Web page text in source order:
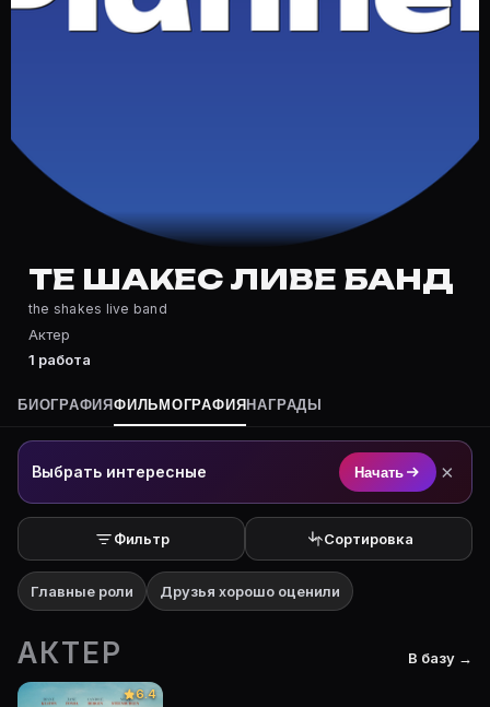
Частые вопросы о Те Шакес Ливе
Полный список — на Movie Planner: https://movie-
Кто такой(ая) Те Шакес Ливе Банд?
Те Шакес Ливе Банд — Актер. Биография и роли на
Где открыть фильмографию Те Шакес Ливе Банд?
На Movie Planner: https://movie-planner.ru/s/
ТЕ ШАКЕС ЛИВЕ БАНД
the shakes live band
Актер
1 работа
БИОГРАФИЯФИЛЬМОГРАФИЯ НАГРАДЫ
Выбрать интересные Начать ×
Фильтр Сортировка
Главные роли Друзья хорошо оценили
АКТЕР В базу →
6.4